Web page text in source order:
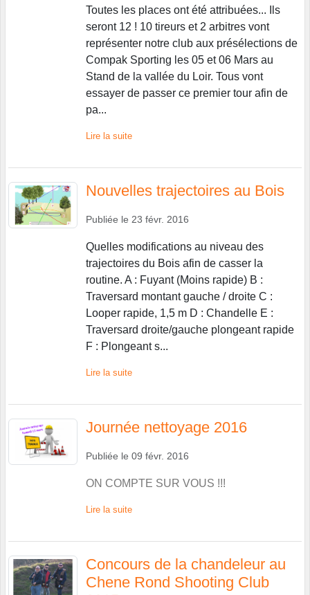
Toutes les places ont été attribuées... Ils
seront 12 ! 10 tireurs et 2 arbitres vont
représenter notre club aux présélections de
Compak Sporting les 05 et 06 Mars au
Stand de la vallée du Loir. Tous vont
essayer de passer ce premier tour afin de
pa...
Lire la suite
Nouvelles trajectoires au Bois
Publiée le 23 févr. 2016
Quelles modifications au niveau des
trajectoires du Bois afin de casser la
routine. A : Fuyant (Moins rapide) B :
Traversard montant gauche / droite C :
Looper rapide, 1,5 m D : Chandelle E :
Traversard droite/gauche plongeant rapide
F : Plongeant s...
Lire la suite
Journée nettoyage 2016
Publiée le 09 févr. 2016
ON COMPTE SUR VOUS !!!
Lire la suite
Concours de la chandeleur au
Chene Rond Shooting Club